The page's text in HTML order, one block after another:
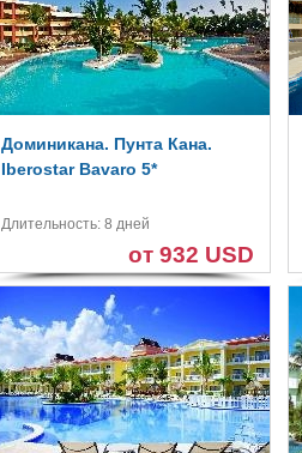
Доминикана. Пунта Кана.
Iberostar Bavaro 5*
Длительность: 8 дней
от 932 USD